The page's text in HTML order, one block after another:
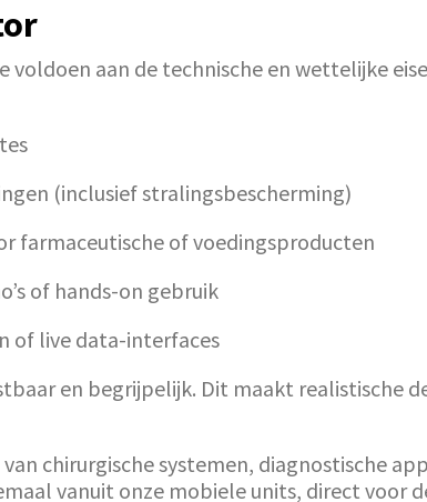
aan de technische en wettelijke
(inclusief stralingsbescherming)
farmaceutische of voedingsproducten
of hands-on gebruik
of live data-interfaces
en begrijpelijk. Dit maakt realistische
chirurgische systemen, diagnostische
vanuit onze mobiele units, direct voor